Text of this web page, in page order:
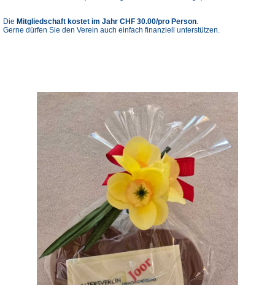
Die Mitgliedschaft kostet im Jahr CHF 30.00/pro Person.
Gerne dürfen Sie den Verein auch einfach finanziell unterstützen.